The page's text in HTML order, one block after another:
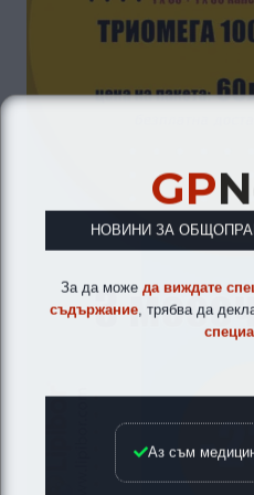
GP
НОВИНИ ЗА
За да може да виждате
съдържание , трябва да
Аз съм